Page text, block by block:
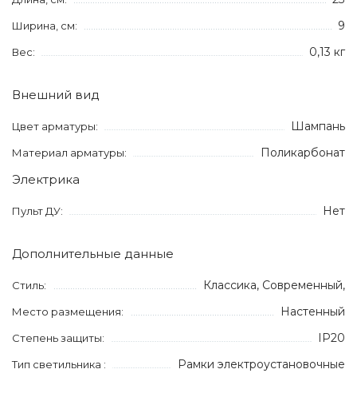
Ширина, см: 9
Вес: 0,13 кг
Внешний вид
Цвет арматуры: Шампань
Материал арматуры: Поликарбонат
Электрика
Пульт ДУ: Нет
Дополнительные данные
Стиль: Классика, Современный,
Место размещения: Настенный
Степень защиты: IP20
Тип светильника : Рамки электроустановочные